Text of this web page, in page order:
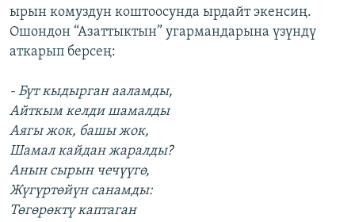
ырын комуздун коштоосунда ырдайт экенсиң.
Ошондон “Азаттыктын” угармандарына үзүндү
аткарып берсең:
- Бүт кыдырган ааламды,
Айткым келди шамалды
Аягы жок, башы жок,
Шамал кайдан жаралды?
Анын сырын чечүүгө,
Жүгүртөйүн санамды:
Төгөрөктү каптаган